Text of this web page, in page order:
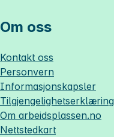
Om oss
Kontakt oss
Personvern
Informasjonskapsler
Tilgjengelighetserklæring
Om arbeidsplassen.no
Nettstedkart